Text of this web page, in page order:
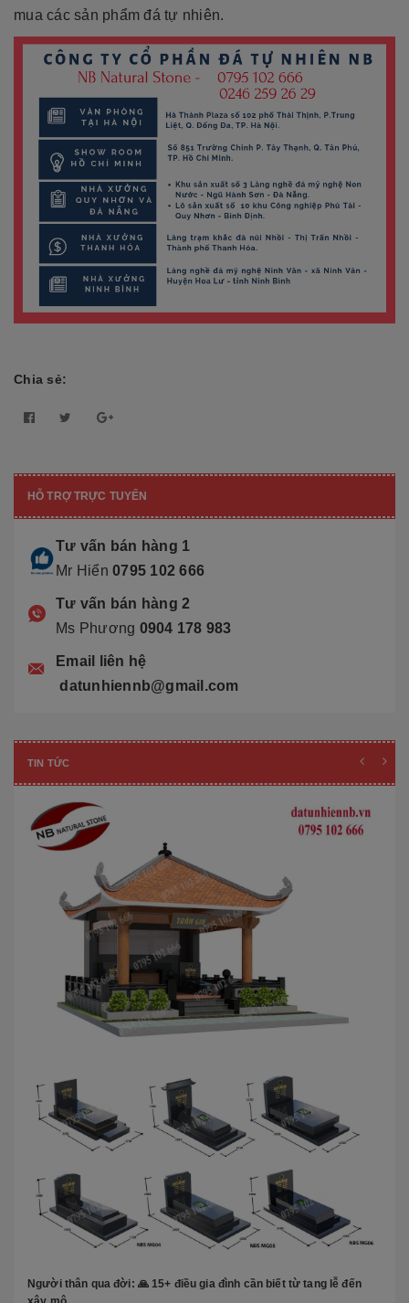
mua các sản phẩm đá tự nhiên.
Chia sẻ:
HỖ TRỢ TRỰC TUYẾN
Tư vấn bán hàng 1
Mr Hiển 0795 102 666
Tư vấn bán hàng 2
Ms Phương 0904 178 983
Email liên hệ
datunhiennb@gmail.com
TIN TỨC
Người thân qua đời: 🙏 15+ điều gia đình cần biết từ tang lễ đến